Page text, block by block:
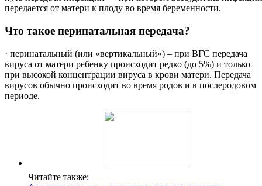
передается от матери к плоду во время беременности.
Что такое перинатальная передача?
· перинатальный (или «вертикальный») – при ВГС передача
вируса от матери ребенку происходит редко (до 5%) и только
при высокой концентрации вируса в крови матери. Передача
вирусов обычно происходит во время родов и в послеродовом
периоде.
Читайте также: